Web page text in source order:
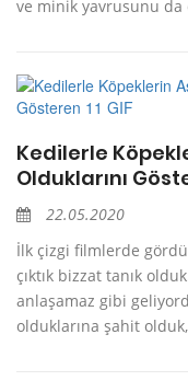
ve minik yavrusunu da
Kedilerle
Olduklarını
22.05.2020
İlk çizgi filmlerde
çıktık bizzat tanık
anlaşamaz gibi
olduklarına şahit